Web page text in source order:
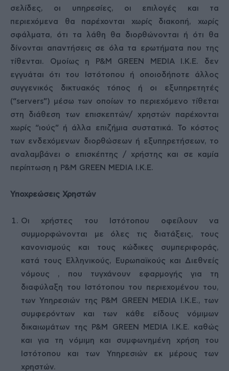
σελίδες, οι υπηρεσίες, οι επιλογές και τα
περιεχόμενα θα παρέχονται χωρίς διακοπή, χωρίς
σφάλματα, ότι τα λάθη θα διορθώνονται ή ότι θα
δίνονται απαντήσεις σε όλα τα ερωτήματα που της
τίθενται. Ομοίως η P&M GREEN MEDIA Ι.Κ.Ε. δεν
εγγυάται ότι του Ιστότοπου ή οποιοδήποτε άλλος
συγγενικός δικτυακός τόπος ή οι εξυπηρετητές
(“servers”) μέσω των οποίων το περιεχόμενο τίθεται
στη διάθεση των επισκεπτών/ χρηστών παρέχονται
χωρίς “ιούς” ή άλλα επιζήμια συστατικά. Το κόστος
των ενδεχόμενων διορθώσεων ή εξυπηρετήσεων, το
αναλαμβάνει ο επισκέπτης / χρήστης και σε καμία
περίπτωση η P&M GREEN MEDIA Ι.Κ.Ε.
Υποχρεώσεις Χρηστών
Οι χρήστες του Ιστότοπου οφείλουν να
συμμορφώνονται με όλες τις διατάξεις, τους
κανονισμούς και τους κώδικες συμπεριφοράς,
κατά τους Ελληνικούς, Ευρωπαϊκούς και Διεθνείς
νόμους , που τυγχάνουν εφαρμογής για τη
διαφύλαξη του Ιστότοπου του περιεχομένου του,
των Υπηρεσιών της P&M GREEN MEDIA Ι.Κ.Ε., των
συμφερόντων και των κάθε είδους νόμιμων
δικαιωμάτων της P&M GREEN MEDIA Ι.Κ.Ε. καθώς
και για τη νόμιμη και συμφωνημένη χρήση του
Ιστότοπου και των Υπηρεσιών εκ μέρους των
χρηστών.